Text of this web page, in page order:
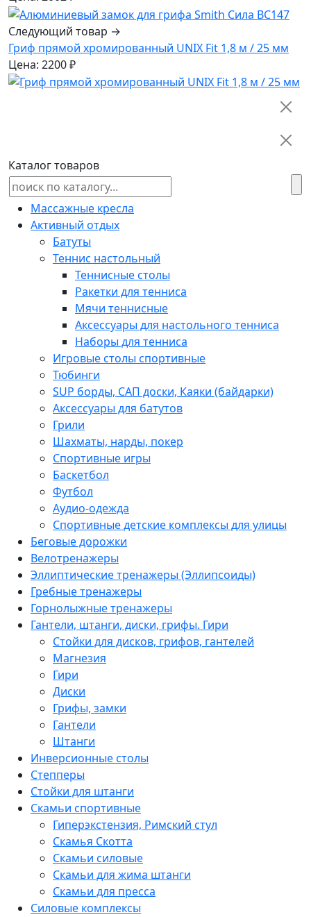
Следующий товар →
Гриф прямой хромированный UNIX Fit 1,8 м / 25 мм
Цена: 2200 ₽
Каталог товаров
Массажные кресла
Активный отдых
Батуты
Теннис настольный
Теннисные столы
Ракетки для тенниса
Мячи теннисные
Аксессуары для настольного тенниса
Наборы для тенниса
Игровые столы спортивные
Тюбинги
SUP борды, САП доски, Каяки (байдарки)
Аксессуары для батутов
Грили
Шахматы, нарды, покер
Спортивные игры
Баскетбол
Футбол
Аудио-одежда
Спортивные детские комплексы для улицы
Беговые дорожки
Велотренажеры
Эллиптические тренажеры (Эллипсоиды)
Гребные тренажеры
Горнолыжные тренажеры
Гантели, штанги, диски, грифы. Гири
Стойки для дисков, грифов, гантелей
Магнезия
Гири
Диски
Грифы, замки
Гантели
Штанги
Инверсионные столы
Степперы
Стойки для штанги
Скамьи спортивные
Гиперэкстензия, Римский стул
Скамья Скотта
Скамьи силовые
Скамьи для жима штанги
Скамьи для пресса
Силовые комплексы